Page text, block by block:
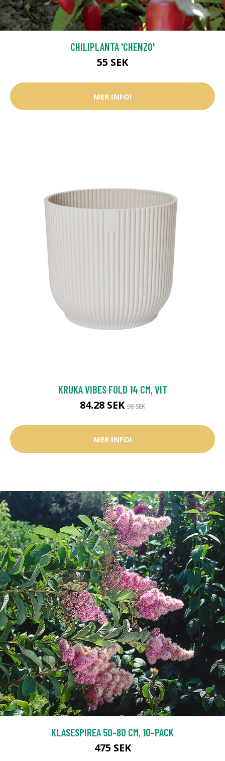
CHILIPLANTA 'CHENZO'
55 SEK
MER INFO!
KRUKA VIBES FOLD 14 CM, VIT
84.28 SEK 98 SEK
MER INFO!
KLASESPIREA 50-80 CM, 10-PACK
475 SEK